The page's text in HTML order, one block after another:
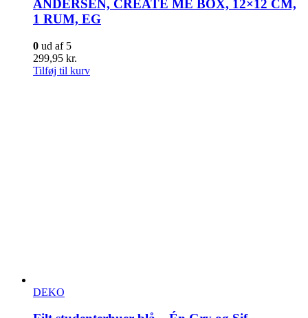
ANDERSEN, CREATE ME BOX, 12×12 CM,
1 RUM, EG
0 ud af 5
299,95 kr.
Tilføj til kurv
DEKO